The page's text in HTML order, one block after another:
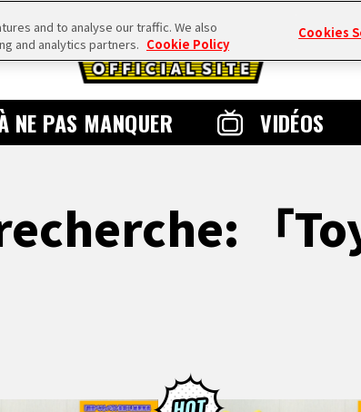
NE PAS MANQUER VIDÉOS
「
and to analyse our traffic. We also
and analytics partners. Cookie Policy
Cookies